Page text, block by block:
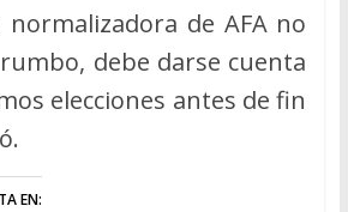
normalizadora de AFA no
debe darse cuenta
elecciones antes de fin
EN: